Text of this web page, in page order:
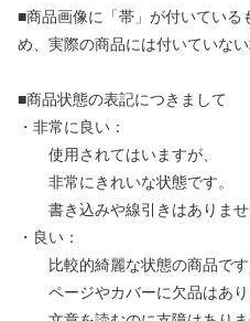
■商品画像に「帯」が付いている
め、実際の商品には付いていない
■商品状態の表記につきまして
・非常に良い：
使用されてはいますが、
非常にきれいな状態です。
書き込みや線引きはありませ
・良い：
比較的綺麗な状態の商品です
ページやカバーに欠品はあり